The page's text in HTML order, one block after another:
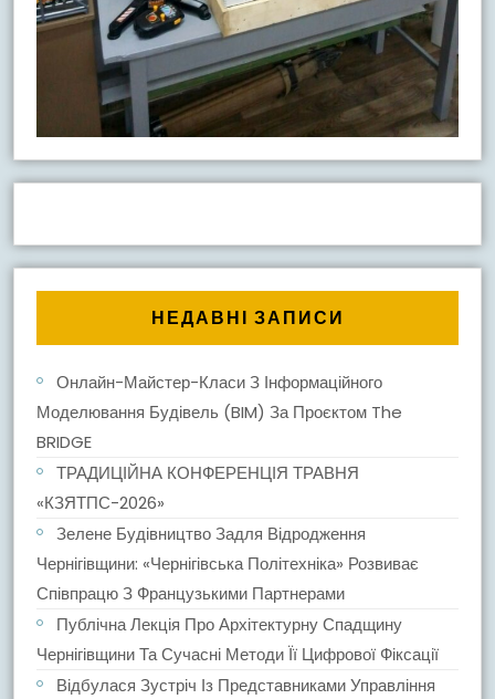
НЕДАВНІ ЗАПИСИ
Онлайн-Майстер-Класи З Інформаційного
Моделювання Будівель (BIM) За Проєктом The
BRIDGE
ТРАДИЦІЙНА КОНФЕРЕНЦІЯ ТРАВНЯ
«КЗЯТПС-2026»
Зелене Будівництво Задля Відродження
Чернігівщини: «Чернігівська Політехніка» Розвиває
Співпрацю З Французькими Партнерами
Публічна Лекція Про Архітектурну Спадщину
Чернігівщини Та Сучасні Методи Її Цифрової Фіксації
Відбулася Зустріч Із Представниками Управління